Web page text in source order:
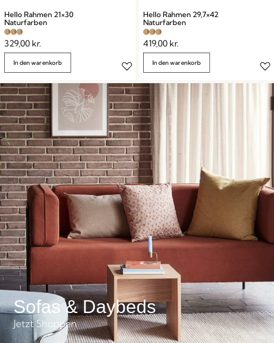
Hello Rahmen 21×30
Naturfarben
329,00 kr.
In den warenkorb
Hello Rahmen 29,7×42
Naturfarben
419,00 kr.
In den warenkorb
Sofas & Daybeds
Jetzt Shoppen